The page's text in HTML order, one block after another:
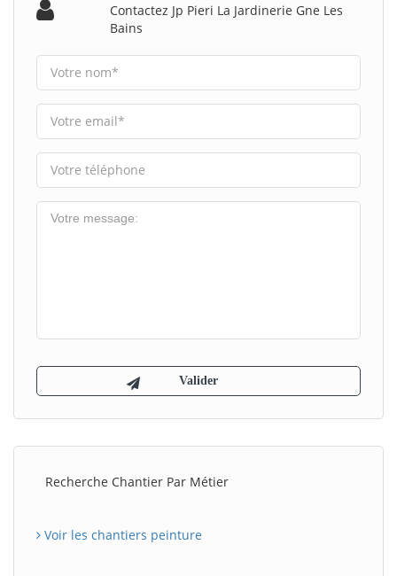
Contactez Jp Pieri La Jardinerie Gne Les
Bains
Recherche Chantier Par Métier
Voir les chantiers peinture